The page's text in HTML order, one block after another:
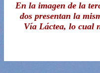
En la imagen de la
dos presentan la
Vía Láctea, lo cual